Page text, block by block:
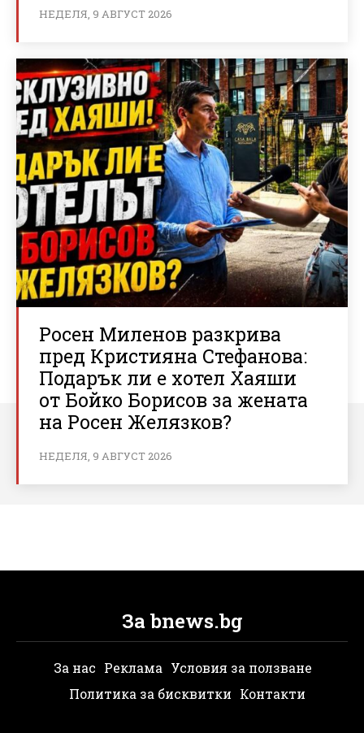
НЕДЕЛЯ, 9 АВГУСТ 2026
Росен Миленов разкрива
пред Кристияна Стефанова:
Подарък ли е хотел Хаяши
от Бойко Борисов за жената
на Росен Желязков?
НЕДЕЛЯ, 9 АВГУСТ 2026
За bnews.bg
За нас Реклама Условия за ползване
Политика за бисквитки Контакти